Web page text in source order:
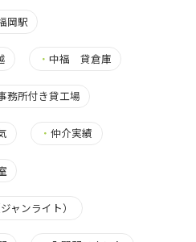
岡駅
・中福 貸倉庫
務所付き貸工場
・仲介実績
ャンライト）